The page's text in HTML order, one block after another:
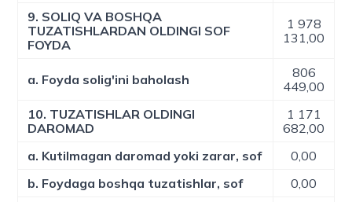
9. SOLIQ VA BOSHQA
TUZATISHLARDAN OLDINGI SOF
FOYDA
1 978
131,00
a. Foyda solig'ini baholash
806
449,00
10. TUZATISHLAR OLDINGI
DAROMAD
1 171
682,00
a. Kutilmagan daromad yoki zarar, sof
0,00
b. Foydaga boshqa tuzatishlar, sof
0,00